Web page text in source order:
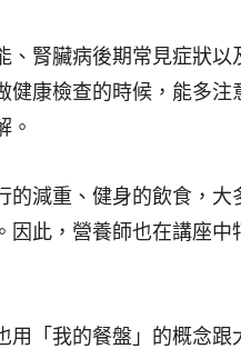
腎臟病後期常見症狀
康檢查的時候，能多
。
的減重、健身的飲食，
此，營養師也在講座
「我的餐盤」的概念